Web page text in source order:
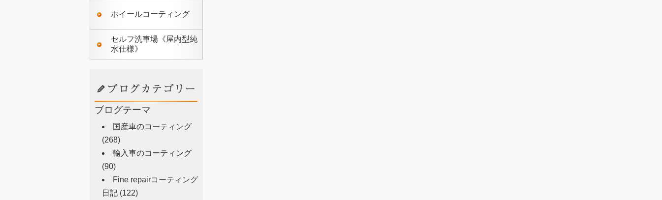
ホイールコーティング
セルフ洗車場《屋内型純
水仕様》
ブログテーマ
国産車のコーティング
(268)
輸入車のコーティング
(90)
Fine repairコーティング
日記 (122)